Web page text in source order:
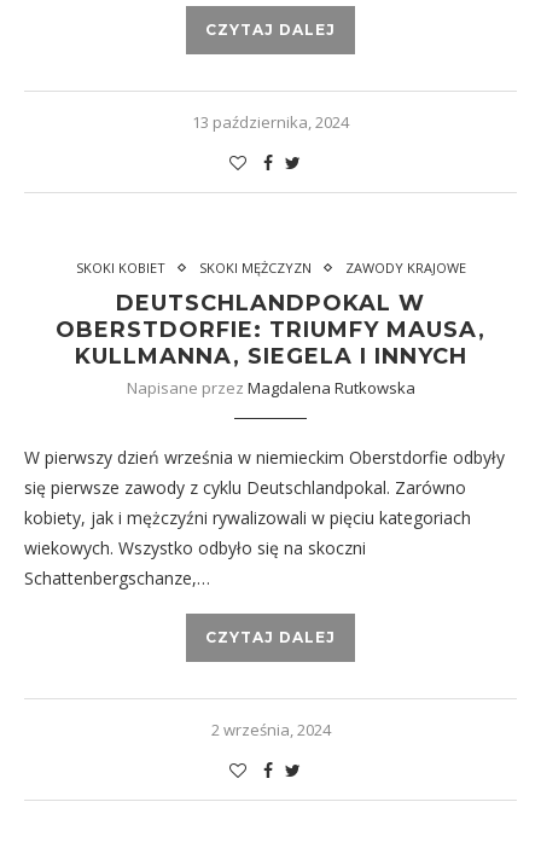
CZYTAJ DALEJ
13 października, 2024
SKOKI KOBIET SKOKI MĘŻCZYZN ZAWODY KRAJOWE
DEUTSCHLANDPOKAL W
OBERSTDORFIE: TRIUMFY MAUSA,
KULLMANNA, SIEGELA I INNYCH
Napisane przez Magdalena Rutkowska
W pierwszy dzień września w niemieckim Oberstdorfie odbyły
się pierwsze zawody z cyklu Deutschlandpokal. Zarówno
kobiety, jak i mężczyźni rywalizowali w pięciu kategoriach
wiekowych. Wszystko odbyło się na skoczni
Schattenbergschanze,…
CZYTAJ DALEJ
2 września, 2024